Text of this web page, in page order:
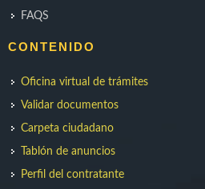
FAQS
CONTENIDO
Oficina virtual de trámites
Validar documentos
Carpeta ciudadano
Tablón de anuncios
Perfil del contratante